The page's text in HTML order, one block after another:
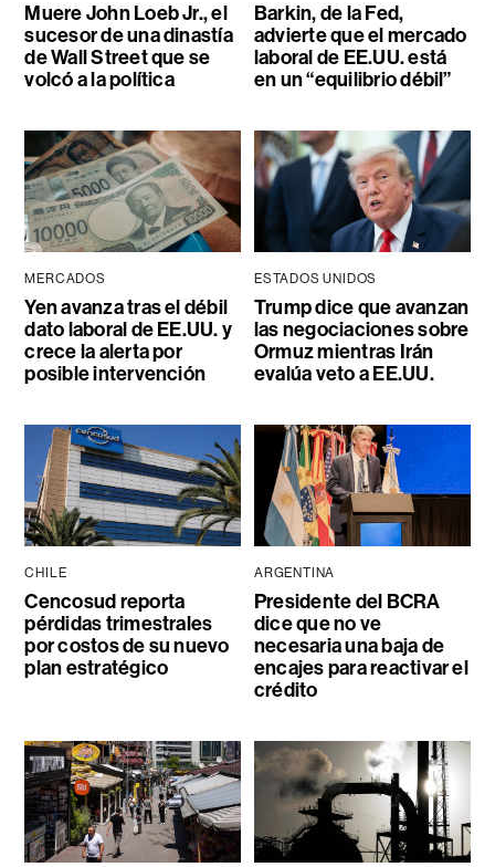
Muere John Loeb Jr., el
sucesor de una dinastía
de Wall Street que se
volcó a la política
Barkin, de la Fed,
advierte que el mercado
laboral de EE.UU. está
en un “equilibrio débil”
MERCADOS
Yen avanza tras el débil
dato laboral de EE.UU. y
crece la alerta por
posible intervención
ESTADOS UNIDOS
Trump dice que avanzan
las negociaciones sobre
Ormuz mientras Irán
evalúa veto a EE.UU.
CHILE
Cencosud reporta
pérdidas trimestrales
por costos de su nuevo
plan estratégico
ARGENTINA
Presidente del BCRA
dice que no ve
necesaria una baja de
encajes para reactivar el
crédito